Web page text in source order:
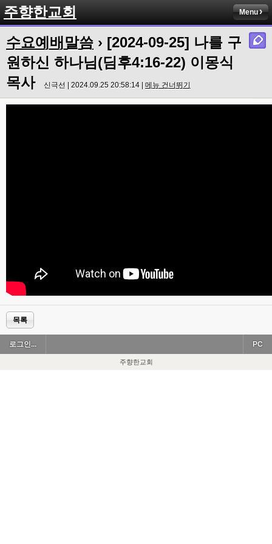
주향한교회 Menu
수요예배말씀 › [2024-09-25] 나를 구
원하신 하나님(딤후4:16-22) 이몽식
목사
신극선 | 2024.09.25 20:58:14 | 메뉴 건너뛰기
목록
로그인... PC
주향한교회